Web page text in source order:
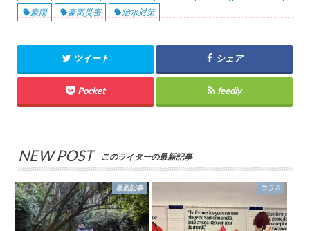
豪雨
豪雨災害 治水対策
ツイート シェア
Pocket feedly
NEW POST このライターの最新記事
最新記事 コラム